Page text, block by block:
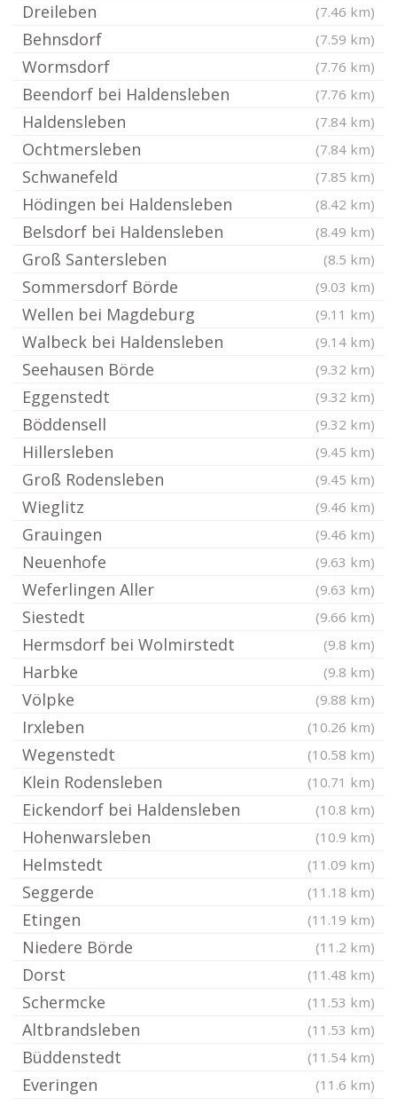
Dreileben (7.46 km)
Behnsdorf (7.59 km)
Wormsdorf (7.76 km)
Beendorf bei Haldensleben (7.76 km)
Haldensleben (7.84 km)
Ochtmersleben (7.84 km)
Schwanefeld (7.85 km)
Hödingen bei Haldensleben (8.42 km)
Belsdorf bei Haldensleben (8.49 km)
Groß Santersleben (8.5 km)
Sommersdorf Börde (9.03 km)
Wellen bei Magdeburg (9.11 km)
Walbeck bei Haldensleben (9.14 km)
Seehausen Börde (9.32 km)
Eggenstedt (9.32 km)
Böddensell (9.32 km)
Hillersleben (9.45 km)
Groß Rodensleben (9.45 km)
Wieglitz (9.46 km)
Grauingen (9.46 km)
Neuenhofe (9.63 km)
Weferlingen Aller (9.63 km)
Siestedt (9.66 km)
Hermsdorf bei Wolmirstedt (9.8 km)
Harbke (9.8 km)
Völpke (9.88 km)
Irxleben (10.26 km)
Wegenstedt (10.58 km)
Klein Rodensleben (10.71 km)
Eickendorf bei Haldensleben (10.8 km)
Hohenwarsleben (10.9 km)
Helmstedt (11.09 km)
Seggerde (11.18 km)
Etingen (11.19 km)
Niedere Börde (11.2 km)
Dorst (11.48 km)
Schermcke (11.53 km)
Altbrandsleben (11.53 km)
Büddenstedt (11.54 km)
Everingen (11.6 km)